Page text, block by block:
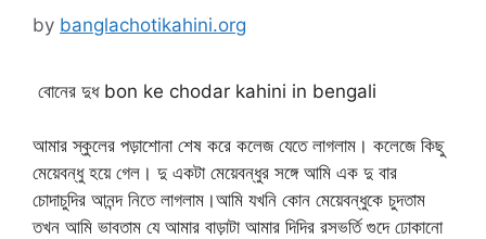
by banglachotikahini.org
বোনের দুধ bon ke chodar kahini in bengali
আমার স্কুলের পড়াশোনা শেষ করে কলেজ যেতে লাগলাম। কলেজে কিছু
মেয়েবন্ধু হয়ে গেল। দু একটা মেয়েবন্ধুর সঙ্গে আমি এক দু বার
চোদাচুদির আনন্দ নিতে লাগলাম।আমি যখনি কোন মেয়েবন্ধুকে চুদতাম
তখন আমি ভাবতাম যে আমার বাড়াটা আমার দিদির রসভর্তি গুদে ঢোকানো